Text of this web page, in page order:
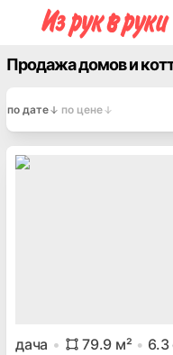
Продажа домов и
по дате по цене
дача 79.9 м² 6.3